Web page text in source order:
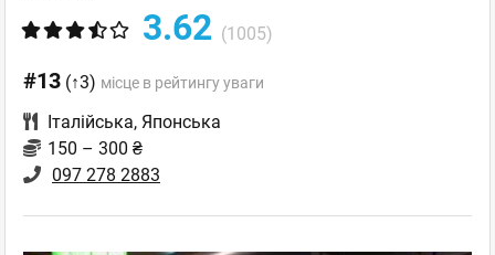
3.62 (1005)
#13 (↑3) місце в рейтингу уваги
Італійська, Японська
150 – 300 ₴
097 278 2883